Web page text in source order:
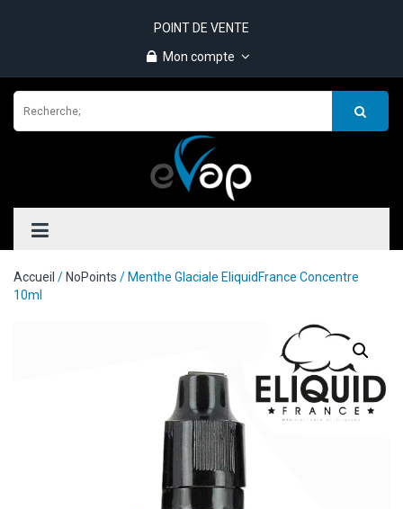
POINT DE VENTE
Mon compte
Accueil / NoPoints / Menthe Glaciale EliquidFrance Concentre
10ml